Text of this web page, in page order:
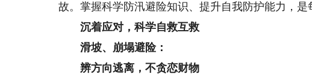
故。掌握科学防汛避险知识、提升自我防护能力，是
沉着应对，科学自救互救
滑坡、崩塌避险：
辨方向逃离，不贪恋财物